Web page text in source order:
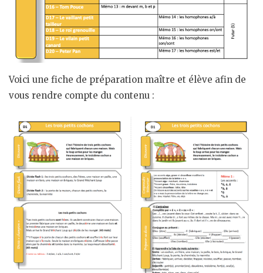
Voici une fiche de préparation maître et élève afin de
vous rendre compte du contenu :